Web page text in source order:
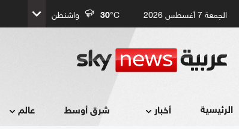
الجمعة 7 أغسطس 2026 30°C واشنطن
الرئيسية أخبار شرق أوسط عالم